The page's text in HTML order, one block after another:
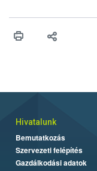
érésű szőlőkben is
felhasználók
Hivatalunk
Bemutatkozás
Szervezeti felépítés
Gazdálkodási adatok